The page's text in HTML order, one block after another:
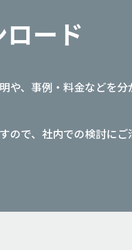
ード
や、事例・料金などを分
ので、社内での検討にご